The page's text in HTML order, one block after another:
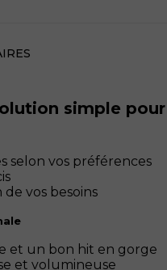
simple
selon vos préférences
vos besoins
et un bon hit en gorge
et volumineuse